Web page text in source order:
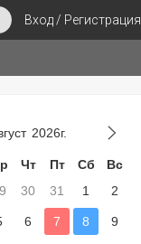
Вход / Регистрация
2026г.
Чт Пт Сб
Вс
30 31 1 2
6 7 8 9